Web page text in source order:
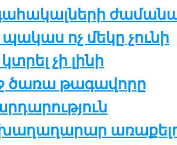
ոչ մե­կը չու­նի
չի լինի
ծա­ռա թա­գա­վո­րը